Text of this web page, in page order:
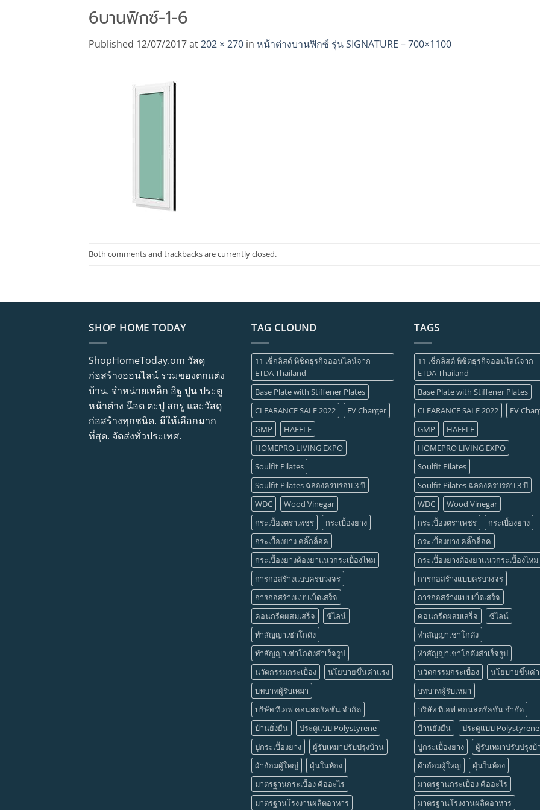
6บานฟิกซ์-1-6
Published 12/07/2017at202 × 270 in หน้าต่างบานฟิกซ์ รุ่น SIGNATURE – 700×1100
Both comments and trackbacks are currently closed.
SHOP HOME TODAY
ShopHomeToday.om วัสดุ
ก่อสร้างออนไลน์ รวมของตกแต่ง
บ้าน. จำหน่ายเหล็ก อิฐ ปูน ประตู
หน้าต่าง น๊อต ตะปู สกรู และวัสดุ
ก่อสร้างทุกชนิด. มีให้เลือกมาก
ที่สุด. จัดส่งทั่วประเทศ.
TAG CLOUND
11 เช็กลิสต์ พิชิตธุรกิจออนไลน์จาก
ETDA Thailand
Base Plate with Stiffener Plates
CLEARANCE SALE 2022
EV Charger
GMP
HAFELE
HOMEPRO LIVING EXPO
Soulfit Pilates
Soulfit Pilates ฉลองครบรอบ 3 ปี
WDC
Wood Vinegar
กระเบื้องตราเพชร
กระเบื้องยาง
กระเบื้องยาง คลิ๊กล็อค
กระเบื้องยางต้องยาแนวกระเบื้องไหม
การก่อสร้างแบบครบวงจร
การก่อสร้างแบบเบ็ดเสร็จ
คอนกรีตผสมเสร็จ
ซีไลน์
ทำสัญญาเช่าโกดัง
ทำสัญญาเช่าโกดังสำเร็จรูป
นวัตกรรมกระเบื้อง
นโยบายขึ้นค่าแรง
บทบาทผู้รับเหมา
บริษัท ทีเอฟ คอนสตรัคชั่น จำกัด
บ้านยั่งยืน
ประตูแบบ Polystyrene
ปูกระเบื้องยาง
ผู้รับเหมาปรับปรุงบ้าน
ผ้าอ้อมผู้ใหญ่
ฝุ่นในห้อง
มาตรฐานกระเบื้อง คืออะไร
มาตรฐานโรงงานผลิตอาหาร
TAGS
11 เช็กลิสต์ พิชิตธุรกิจออนไลน์จาก
ETDA Thailand
Base Plate with Stiffener Plates
CLEARANCE SALE 2022
EV
GMP
HAFELE
HOMEPRO LIVING EXPO
Soulfit Pilates
Soulfit Pilates ฉลองครบรอบ 3 ปี
WDC
Wood Vinegar
กระเบื้องตราเพชร
กระเบื้องยาง
กระเบื้องยาง คลิ๊กล็อค
กระเบื้องยางต้องยาแนวกระเบื้องไหม
การก่อสร้างแบบครบวงจร
การก่อสร้างแบบเบ็ดเสร็จ
คอนกรีตผสมเสร็จ
ซีไลน์
ทำสัญญาเช่าโกดัง
ทำสัญญาเช่าโกดังสำเร็จรูป
นวัตกรรมกระเบื้อง
นโยบายขึ้นค่า
บทบาทผู้รับเหมา
บริษัท ทีเอฟ คอนสตรัคชั่น จำกัด
บ้านยั่งยืน
ประตูแบบ Polystyrene
ปูกระเบื้องยาง
ผู้รับเหมาปรับปรุงบ้
ผ้าอ้อมผู้ใหญ่
ฝุ่นในห้อง
มาตรฐานกระเบื้อง คืออะไร
มาตรฐานโรงงานผลิตอาหาร